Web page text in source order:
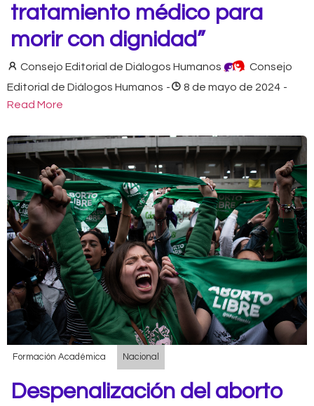
tratamiento médico para
morir con dignidad”
Consejo Editorial de Diálogos Humanos
Consejo
Editorial de Diálogos Humanos - 8 de mayo de 2024 -
Read More
Formación Académica Nacional
Despenalización del aborto